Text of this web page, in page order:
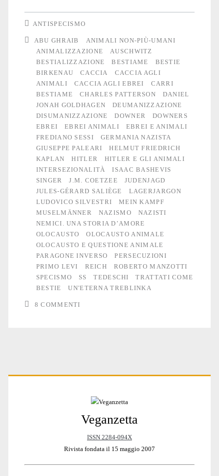
ANTISPECISMO
ABU GHRAIB
ANIMALI NON-PIÙ-UMANI
ANIMALIZZAZIONE
AUSCHWITZ
BESTIALIZZAZIONE
BESTIAME
BESTIE
BIRKENAU
CACCIA
CACCIA AGLI
ANIMALI
CACCIA AGLI EBREI
CARRI
BESTIAME
CHARLES PATTERSON
DANIEL
JONAH GOLDHAGEN
DEUMANIZZAZIONE
DISUMANIZZAZIONE
DOWNER
DOWNERS
EBREI
EBREI ANIMALI
EBREI E ANIMALI
FREDIANO SESSI
GERMANIA NAZISTA
GIUSEPPE PALEARI
HELMUT FRIEDRICH
KAPLAN
HITLER
HITLER E GLI ANIMALI
INTERSEZIONALITÀ
ISAAC BASHEVIS
SINGER
J.M. COETZEE
JUDENJAGD
JULES-GÉRARD SALIÈGE
LAGERJARGON
LUDOVICO SILVESTRI
MEIN KAMPF
MUSELMÄNNER
NAZISMO
NAZISTI
NEMICI. UNA STORIA D’AMORE
OLOCAUSTO
OLOCAUSTO ANIMALE
OLOCAUSTO E QUESTIONE ANIMALE
PARAGONE INVERSO
PERSECUZIONI
PRIMO LEVI
REICH
ROBERTO MANZOTTI
SPECISMO
SS TEDESCHI
TRATTATI COME
BESTIE
UN'ETERNA TREBLINKA
8 COMMENTI
Primary
Veganzetta
ISSN 2284-094X
Rivista fondata il 15 maggio 2007